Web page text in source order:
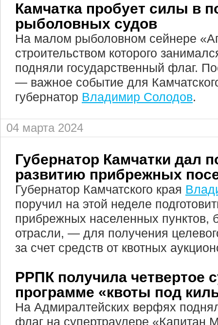
Камчатка пробует силы в
рыболовных судов
На малом рыболовном сейнере
строительством которого
подняли государственный флаг.
— важное событие для
губернатор Владимир Солодов.
04 марта 2024
Губернатор Камчатки дал
развитию прибрежных
Губернатор Камчатского края
поручил на этой неделе
прибрежных населенных пунктов,
отрасли, — для получения
за счет средств от квотных
РРПК получила четвертое
программе «квоты под
На Адмиралтейских верфях
флаг на супертраулере «Капитан